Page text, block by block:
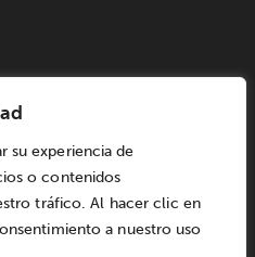
su experiencia de
o contenidos
tráfico. Al hacer clic en
a nuestro uso
(TOC)